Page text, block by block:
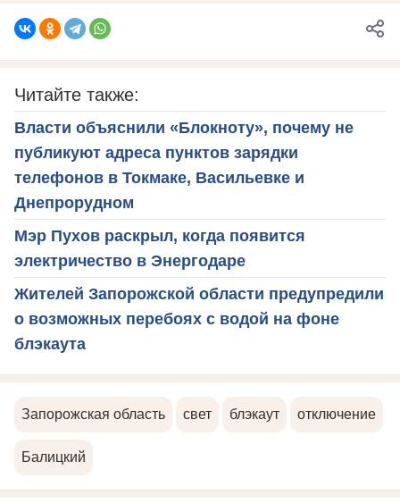
Читайте также:
Власти объяснили «Блокноту», почему не
публикуют адреса пунктов зарядки
телефонов в Токмаке, Васильевке и
Днепрорудном
Мэр Пухов раскрыл, когда появится
электричество в Энергодаре
Жителей Запорожской области предупредили
о возможных перебоях с водой на фоне
блэкаута
Запорожская область свет блэкаут отключение
Балицкий